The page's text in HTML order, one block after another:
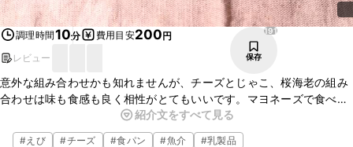
調理時間10分 費用目安200円
レビュー
191
保存
意外な組み合わせかも知れませんが、チーズとじゃこ、桜海老の組み
合わせは味も食感も良く相性がとてもいいです。マヨネーズで食べや
すく仕上げているので、お子様の朝ごはんやおやつに是非いかがで
しょうか。是非、お試しください。
紹介文をすべて見る
#えび #チーズ #食パン #魚介 #乳製品